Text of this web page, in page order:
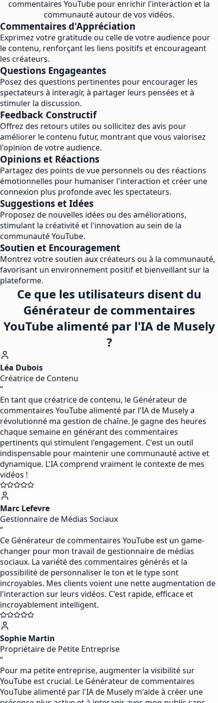
commentaires YouTube pour enrichir l'interaction et la
communauté autour de vos vidéos.
Commentaires d'Appréciation
Exprimez votre gratitude ou celle de votre audience pour
le contenu, renforçant les liens positifs et encourageant
les créateurs.
Questions Engageantes
Posez des questions pertinentes pour encourager les
spectateurs à interagir, à partager leurs pensées et à
stimuler la discussion.
Feedback Constructif
Offrez des retours utiles ou sollicitez des avis pour
améliorer le contenu futur, montrant que vous valorisez
l'opinion de votre audience.
Opinions et Réactions
Partagez des points de vue personnels ou des réactions
émotionnelles pour humaniser l'interaction et créer une
connexion plus profonde avec les spectateurs.
Suggestions et Idées
Proposez de nouvelles idées ou des améliorations,
stimulant la créativité et l'innovation au sein de la
communauté YouTube.
Soutien et Encouragement
Montrez votre soutien aux créateurs ou à la communauté,
favorisant un environnement positif et bienveillant sur la
plateforme.
Ce que les utilisateurs disent du
Générateur de commentaires
YouTube alimenté par l'IA de Musely
?
Léa Dubois
Créatrice de Contenu
“
En tant que créatrice de contenu, le Générateur de
commentaires YouTube alimenté par l'IA de Musely a
révolutionné ma gestion de chaîne. Je gagne des heures
chaque semaine en générant des commentaires
pertinents qui stimulent l'engagement. C'est un outil
indispensable pour maintenir une communauté active et
dynamique. L'IA comprend vraiment le contexte de mes
vidéos !
Marc Lefevre
Gestionnaire de Médias Sociaux
“
Ce Générateur de commentaires YouTube est un game-
changer pour mon travail de gestionnaire de médias
sociaux. La variété des commentaires générés et la
possibilité de personnaliser le ton et le type sont
incroyables. Mes clients voient une nette augmentation de
l'interaction sur leurs vidéos. C'est rapide, efficace et
incroyablement intelligent.
Sophie Martin
Propriétaire de Petite Entreprise
“
Pour ma petite entreprise, augmenter la visibilité sur
YouTube est crucial. Le Générateur de commentaires
YouTube alimenté par l'IA de Musely m'aide à créer une